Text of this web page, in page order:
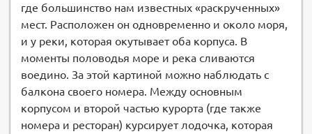
где большинство нам известных «раскрученных»
мест. Расположен он одновременно и около моря,
и у реки, которая окутывает оба корпуса. В
моменты половодья море и река сливаются
воедино. За этой картиной можно наблюдать с
балкона своего номера. Между основным
корпусом и второй частью курорта (где также
номера и ресторан) курсирует лодочка, которая